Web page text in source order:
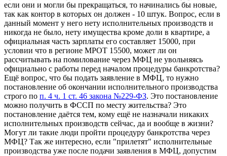
если они и могли бы прекращаться, то начинались бы новые,
так как контор в которых он должен - 10 штук. Вопрос, если в
данный момент у него нету исполнительных производств и
никогда не было, нету имущества кроме доли в квартире, а
официальная часть зарплаты его составляет 15000, при
условии что в регионе МРОТ 15500, может ли он
рассчитывать на помилование через МФЦ не увольняясь
официально с работы перед началом процедуры банкротства?
Ещё вопрос, что бы подать заявление в МФЦ, то нужно
постановление об окончании исполнительного производства
строго по п. 4 ч. 1 ст. 46 закона №229-ФЗ. Это постановление
можно получить в ФССП по месту жительства? Это
постановление даётся тем, кому ещё не назначали никаких
исполнительных производств сейчас, да и вообще в жизни?
Могут ли такие люди пройти процедуру банкротства через
МФЦ? Так же интересно, если "прилетят" исполнительные
производства уже после подачи заявления в МФЦ, допустим